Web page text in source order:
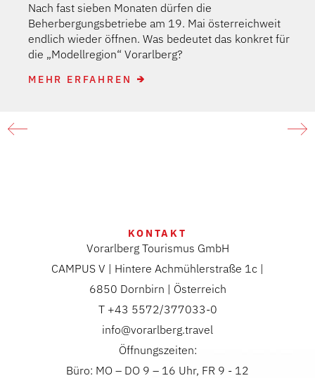
Nach fast sieben Monaten dürfen die
Beherbergungsbetriebe am 19. Mai österreichweit
endlich wieder öffnen. Was bedeutet das konkret für
die „Modellregion“ Vorarlberg?
MEHR ERFAHREN
KONTAKT
Vorarlberg Tourismus GmbH
CAMPUS V | Hintere Achmühlerstraße 1c |
6850 Dornbirn | Österreich
T +43 5572/377033-0
info@vorarlberg.travel
Öffnungszeiten:
Büro: MO – DO 9 – 16 Uhr, FR 9 - 12